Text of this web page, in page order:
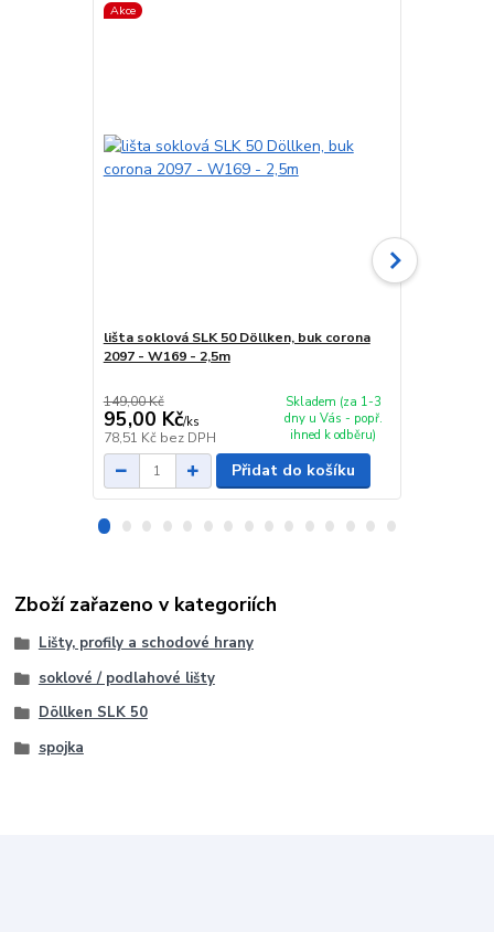
Akce
lišta soklová SLK 50 Döllken, buk corona
2097 - W169 - 2,5m
149,00 Kč
95,00 Kč/ks
78,51 Kč bez DPH
Skladem (za 1-3
dny u Vás - popř.
ihned k odběru)
Přidat do košíku
Zboží zařazeno v kategoriích
Lišty, profily a schodové hrany
soklové / podlahové lišty
Döllken SLK 50
spojka